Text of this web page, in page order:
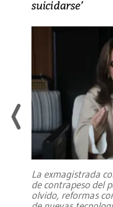
suicidarse’
La exmagistrada
de contrapeso del
olvido, reformas